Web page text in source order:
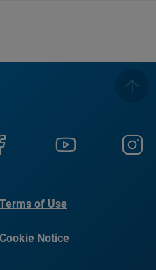
Terms of Use
Cookie Notice